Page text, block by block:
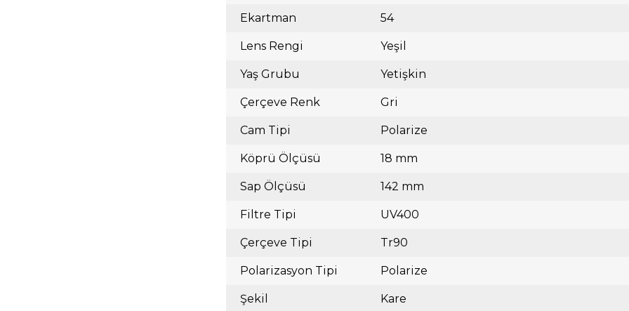
Ekartman 54
Lens Rengi Yeşil
Yaş Grubu Yetişkin
Çerçeve Renk Gri
Cam Tipi Polarize
Köprü Ölçüsü 18 mm
Sap Ölçüsü 142 mm
Filtre Tipi UV400
Çerçeve Tipi Tr90
Polarizasyon Tipi Polarize
Şekil Kare